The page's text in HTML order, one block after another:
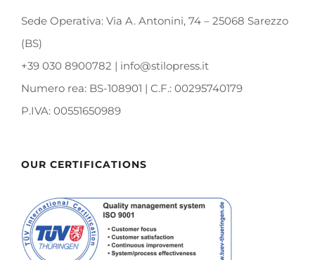
Sede Operativa: Via A. Antonini, 74 – 25068 Sarezzo
(BS)
+39 030 8900782 | info@stilopress.it
Numero rea: BS-108901 | C.F.: 00295740179
P.IVA: 00551650989
OUR CERTIFICATIONS